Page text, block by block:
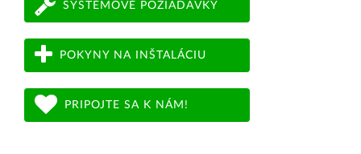
SYSTÉMOVÉ POŽIADAVKY
POKYNY NA INŠTALÁCIU
PRIPOJTE SA K NÁM!